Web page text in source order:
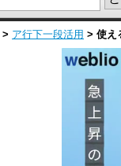
> ア行下一段活用 > 使え